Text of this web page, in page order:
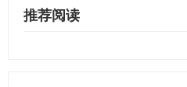
推荐阅读